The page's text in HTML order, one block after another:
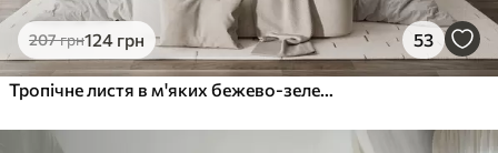
207грн124 грн 53